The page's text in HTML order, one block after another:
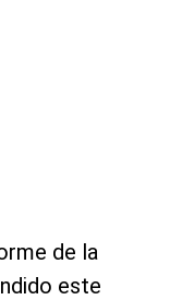
de la
este